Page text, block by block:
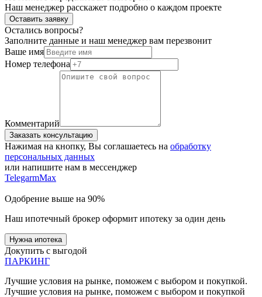
Наш менеджер расскажет подробно о каждом проекте
Оставить заявку
Остались вопросы?
Заполните данные и наш менеджер вам перезвонит
Ваше имя
Номер телефона
Комментарий
Заказать консультацию
Нажимая на кнопку, Вы соглашаетесь на обработку
персональных данных
или напишите нам в мессенджер
TelegarmMax
Одобрение выше на 90%
Наш ипотечный брокер оформит ипотеку за один день
Нужна ипотека
Докупить с выгодой
ПАРКИНГ
Лучшие условия на рынке, поможем с выбором и покупкой.
Лучшие условия на рынке, поможем с выбором и покупкой